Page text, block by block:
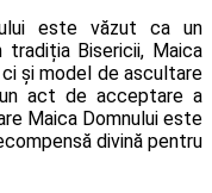
este văzut ca un
tradiția Bisericii, Maica
și model de ascultare
act de acceptare a
Maica Domnului este
divină pentru